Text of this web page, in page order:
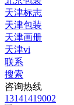
天津标志
天津包装
天津画册
天津vi
联系
搜索
咨询热线
13141419002